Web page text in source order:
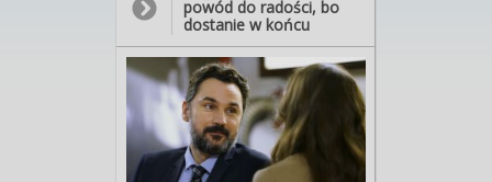
powód do radości, bo
dostanie w końcu
wymarzony kredyt. A
Piotr postanowi to
wykorzystać…